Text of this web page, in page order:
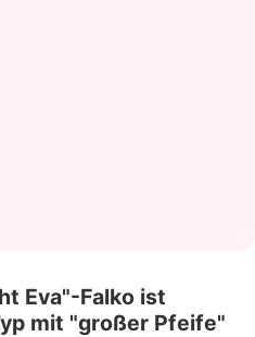
Eva"-Falko ist
mit "großer Pfeife"